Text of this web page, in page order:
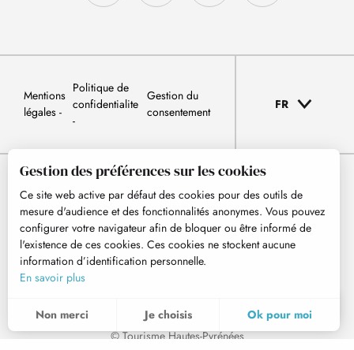
Voir les favoris
Recherche
Mentions
légales
Politique de
confidentialite
Gestion du
consentement
FR
© Tourisme Hautes-Pyrénées
Gestion des préférences sur les cookies
Ce site web active par défaut des cookies pour des outils de
mesure d'audience et des fonctionnalités anonymes. Vous pouvez
configurer votre navigateur afin de bloquer ou être informé de
l'existence de ces cookies. Ces cookies ne stockent aucune
information d’identification personnelle.
En savoir plus
Non merci Je choisis Ok pour moi